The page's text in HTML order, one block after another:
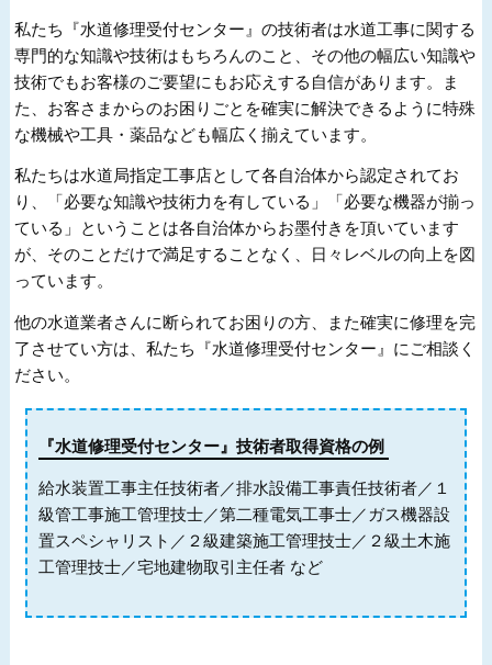
私たち『水道修理受付センター』の技術者は水道工事に関する
専門的な知識や技術はもちろんのこと、その他の幅広い知識や
技術でもお客様のご要望にもお応えする自信があります。ま
た、お客さまからのお困りごとを確実に解決できるように特殊
な機械や工具・薬品なども幅広く揃えています。
私たちは水道局指定工事店として各自治体から認定されてお
り、「必要な知識や技術力を有している」「必要な機器が揃っ
ている」ということは各自治体からお墨付きを頂いています
が、そのことだけで満足することなく、日々レベルの向上を図
っています。
他の水道業者さんに断られてお困りの方、また確実に修理を完
了させてい方は、私たち『水道修理受付センター』にご相談く
ださい。
『水道修理受付センター』技術者取得資格の例
給水装置工事主任技術者／排水設備工事責任技術者／１
級管工事施工管理技士／第二種電気工事士／ガス機器設
置スペシャリスト／２級建築施工管理技士／２級土木施
工管理技士／宅地建物取引主任者 など